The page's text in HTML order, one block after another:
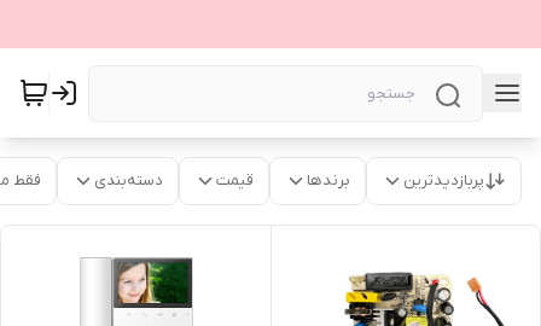
پربازدیدترین برندها قیمت دسته‌بندی فقط